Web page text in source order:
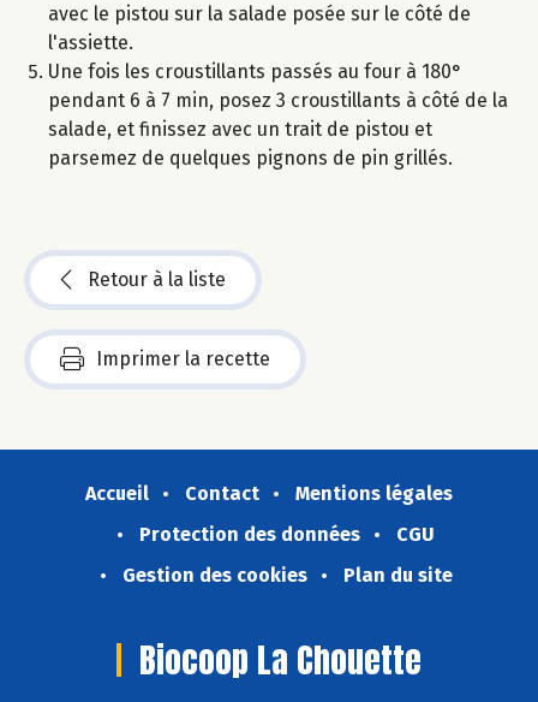
avec le pistou sur la salade posée sur le côté de
l'assiette.
Une fois les croustillants passés au four à 180°
pendant 6 à 7 min, posez 3 croustillants à côté de la
salade, et finissez avec un trait de pistou et
parsemez de quelques pignons de pin grillés.
Retour à la liste
Imprimer la recette
Accueil Contact
Mentions légales
Protection des données
CGU
Gestion des cookies
Plan du site
Biocoop La Chouette